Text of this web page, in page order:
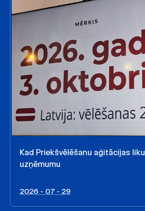
Kad Priekšvēlēšanu aģitācijas
uzņēmumu
2026 - 07 - 29